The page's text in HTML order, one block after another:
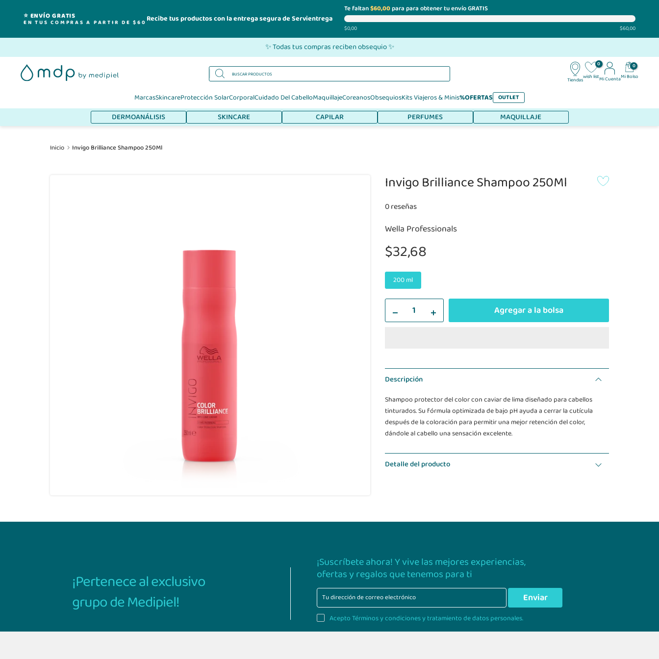
⭐ ENVÍO GRATIS
EN TUS COMPRAS A PARTIR DE $60 Recibe tus productos con la entrega segura de Servientrega
Te faltan$60,00para para obtener tu envío GRATIS
$0,00 $60,00
al
contenido
✨ Todas tus compras reciben obsequio ✨
Tiendas
0
wish listMi Cuenta
0
Mi Bolso
MarcasSkincareProtección SolarCorporalCuidado Del CabelloMaquillajeCoreanosObsequiosKits Viajeros & Minis%OFERTAS OUTLET
DERMOANÁLISIS SKINCARE CAPILAR PERFUMES MAQUILLAJE
Inicio Invigo Brilliance Shampoo 250Ml
Invigo Brilliance Shampoo 250Ml
0 reseñas
Wella Professionals
$32,68
200 ml
Agregar a la bolsa
Descripción
Shampoo protector del color con caviar de lima diseñado para cabellos
tinturados. Su fórmula optimizada de bajo pH ayuda a cerrar la cutícula
después de la coloración para permitir una mejor retención del color,
dándole al cabello una sensación excelente.
Detalle del producto
¡Pertenece al exclusivo
grupo de Medipiel!
¡Suscríbete ahora! Y vive las mejores experiencias,
ofertas y regalos que tenemos para ti
Enviar
Acepto Términos y condiciones y tratamiento de datos personales.